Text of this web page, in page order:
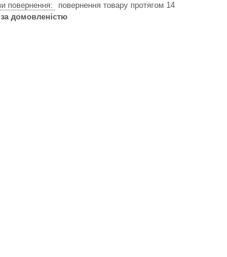
повернення товару протягом 14
за домовленістю